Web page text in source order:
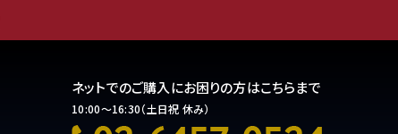
ネットでのご購入にお困りの方はこちらまで
10:00～16:30（土日祝 休み）